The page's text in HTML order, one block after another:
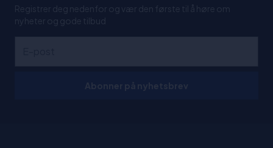
Registrer deg nedenfor og vær den første til å høre om
nyheter og gode tilbud